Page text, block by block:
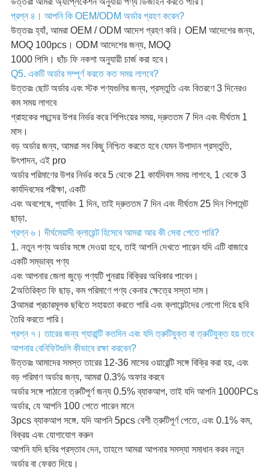
প্রশ্ন ৪। আপনি কি OEM/ODM অর্ডার গ্রহণ করেন?
উত্তরঃ হ্যাঁ, আমরা OEM / ODM আদেশ গ্রহণ করি। OEM আদেশের জন্য,
MOQ 100pcs। ODM আদেশের জন্য, MOQ
1000 পিসি। ছাঁচ ফি নকশা অনুযায়ী চার্জ করা হবে।
Q5. একটি অর্ডার সম্পূর্ণ করতে কত সময় লাগবে?
উত্তরঃ ছোট অর্ডার এবং স্টক পণ্যগুলির জন্য, প্রস্তুতি এবং বিতরণে 3 দিনেরও
কম সময় লাগবে
গ্রাহকের পছন্দের উপর নির্ভর করে শিপিংয়ের সময়, দ্রুততম 7 দিন এবং দীর্ঘতম 1
মাস।
বড় অর্ডার জন্য, আমরা সব কিছু নিশ্চিত করতে হবে যেমন উপাদান প্রস্তুতি,
উৎপাদন, এই pro
অর্ডার পরিমাণের উপর নির্ভর করে 5 থেকে 21 কার্যদিবস সময় লাগবে, 1 থেকে 3
কার্যদিবসের পরীক্ষা, একটি
এবং অবশেষে, প্যাকিং 1 দিন, তাই দ্রুততম 7 দিন এবং দীর্ঘতম 25 দিন শিপমেন্ট
ছাড়া.
প্রশ্ন ৬। দীর্ঘমেয়াদী ক্লায়েন্ট হিসেবে আমরা আর কী সেবা পেতে পারি?
1. নতুন পণ্য অর্ডার সঙ্গে দেওয়া হবে, তাই আপনি দেখতে পারেন যদি এটি বাজারে
একটি সম্ভাব্য পণ্য
এবং আপনার জেলা জুড়ে পণ্যটি পুনরায় বিক্রির অধিকার পাবেন।
2অতিরিক্ত ফি ছাড়, কম পরিমাণে পণ্য কেনার ক্ষেত্রে সস্তা দাম।
3আমরা প্রচারমূলক ছবিতে সহায়তা করতে পারি এবং ক্লায়েন্টদের লোগো দিয়ে ছবি
তৈরি করতে পারি।
প্রশ্ন ৭। তারের জন্য গ্যারান্টি কতদিন এবং যদি ত্রুটিযুক্ত বা ত্রুটিযুক্ত হয় তবে
আপনার বেনিফিটগুলি কীভাবে রক্ষা করবেন?
উত্তরঃ আমাদের সমস্ত তারের 12-36 মাসের ওয়ারেন্টি সঙ্গে বিক্রি করা হয়, এবং
বড় পরিমাণ অর্ডার জন্য, আমরা 0.3% অফার করবে
অর্ডার সঙ্গে পাঠানো ত্রুটিপূর্ণ জন্য 0.5% ব্যাকআপ, তাই যদি আপনি 1000PCs
অর্ডার, যে আপনি 100 পেতে পারেন মানে
3pcs ব্যাকআপ সঙ্গে. যদি আপনি 5pcs বেশী ত্রুটিপূর্ণ পেতে, এবং 0.1% কম,
বিক্রয় এবং যোগাযোগ করুন
আপনি যদি ছবির প্রস্তাব দেন, তাহলে আমরা আপনার সমস্যা সমাধান করব নতুন
অর্ডার বা ফেরত দিয়ে।